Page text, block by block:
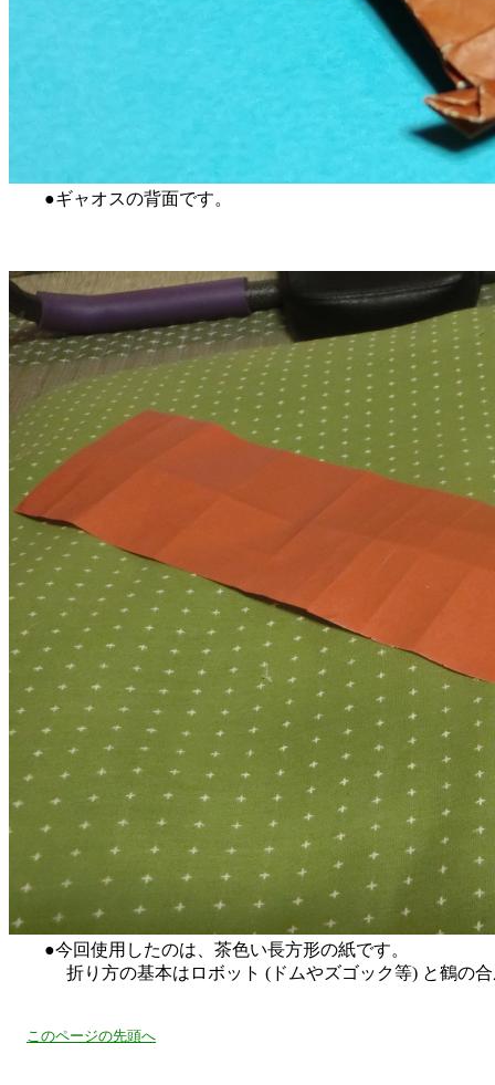
●ギャオスの背面です。
●今回使用したのは、茶色い長方形の紙です。
折り方の基本はロボット (ドムやズゴック等) と鶴の合
このページの先頭へ